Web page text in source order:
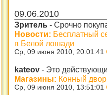
09.06.2010
Зритель - Срочно
Новости: Бесплатный
в Белой лошади
Ср, 09 июня 2010, 20:01:41
kateov - Это
Магазины: Конный двор
Ср, 09 июня 2010, 13:51:01